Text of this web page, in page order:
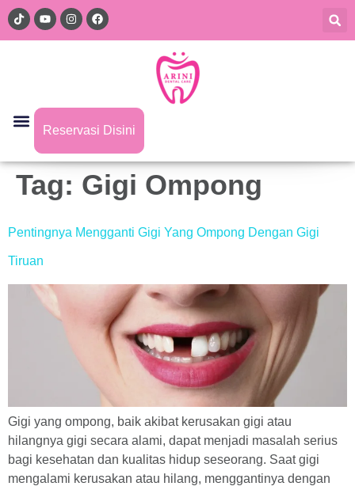
Reservasi Disini
Tag: Gigi Ompong
Pentingnya Mengganti Gigi Yang Ompong Dengan Gigi
Tiruan
Gigi yang ompong, baik akibat kerusakan gigi atau
hilangnya gigi secara alami, dapat menjadi masalah serius
bagi kesehatan dan kualitas hidup seseorang. Saat gigi
mengalami kerusakan atau hilang, menggantinya dengan